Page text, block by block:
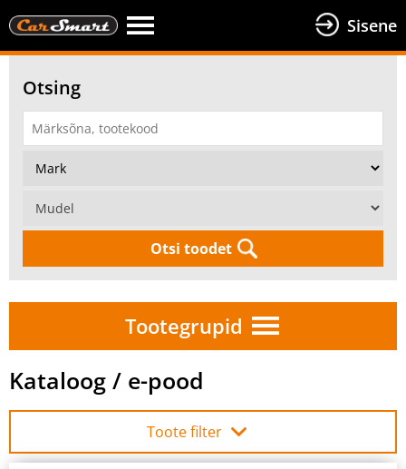
Sisene
Otsing
Otsi toodet
Tootegrupid
Kataloog / e-pood
Toote filter